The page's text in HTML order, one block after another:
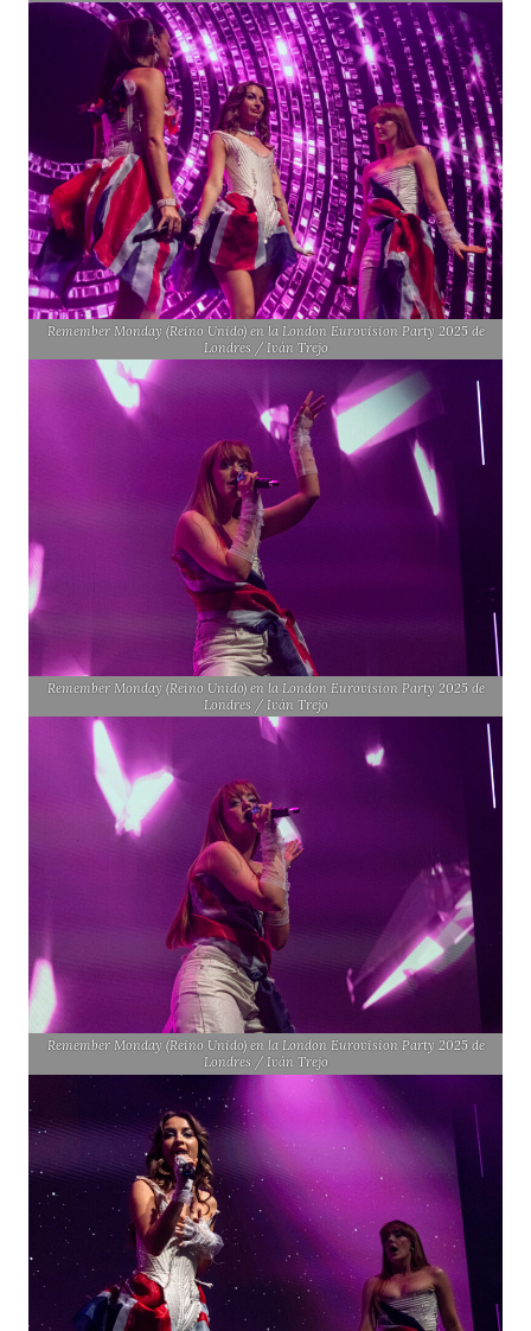
Remember Monday (Reino Unido) en la London Eurovision Party 2025 de
Londres / Iván Trejo
Remember Monday (Reino Unido) en la London Eurovision Party 2025 de
Londres / Iván Trejo
Remember Monday (Reino Unido) en la London Eurovision Party 2025 de
Londres / Iván Trejo